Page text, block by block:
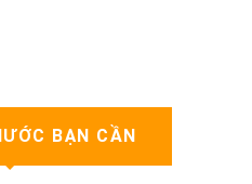
BẠN CẦN